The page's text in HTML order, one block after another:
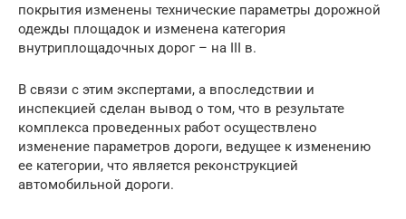
покрытия изменены технические параметры дорожной
одежды площадок и изменена категория
внутриплощадочных дорог – на III в.
В связи с этим экспертами, а впоследствии и
инспекцией сделан вывод о том, что в результате
комплекса проведенных работ осуществлено
изменение параметров дороги, ведущее к изменению
ее категории, что является реконструкцией
автомобильной дороги.